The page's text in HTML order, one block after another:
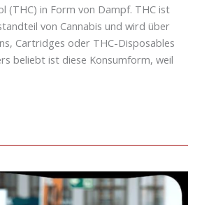
(THC) in Form von Dampf. THC ist
von Cannabis und wird über
Cartridges oder THC-Disposables
beliebt ist diese Konsumform, weil